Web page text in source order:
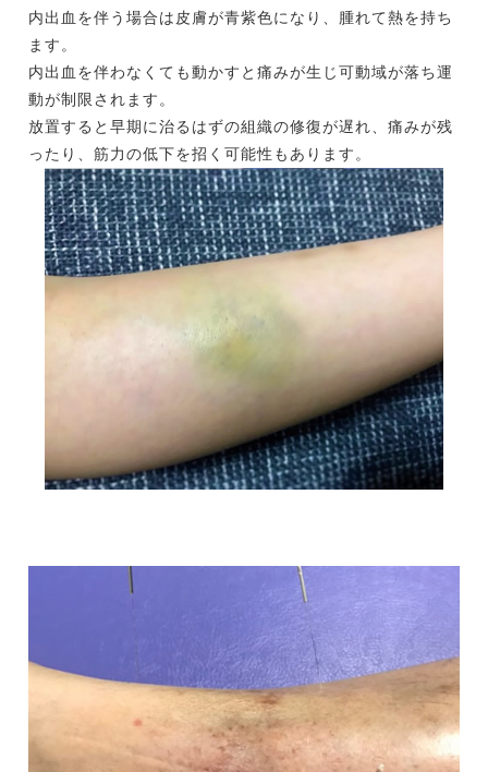
内出血を伴う場合は皮膚が青紫色になり、腫れて熱を持ち
ます。
内出血を伴わなくても動かすと痛みが生じ可動域が落ち運
動が制限されます。
放置すると早期に治るはずの組織の修復が遅れ、痛みが残
ったり、筋力の低下を招く可能性もあります。